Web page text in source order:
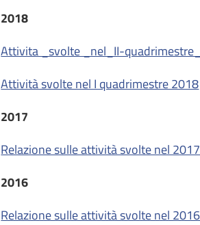
2018
Attivita _svolte _nel_II-
Attività svolte nel I quadrimestre 2018
2017
Relazione sulle attività svolte nel 2017
2016
Relazione sulle attività svolte nel 2016